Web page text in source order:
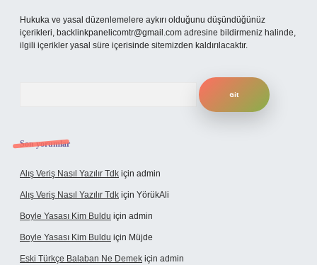
Hukuka ve yasal düzenlemelere aykırı olduğunu düşündüğünüz
içerikleri, backlinkpanelicomtr@gmail.com adresine bildirmeniz halinde,
ilgili içerikler yasal süre içerisinde sitemizden kaldırılacaktır.
Son yorumlar
Alış Veriş Nasıl Yazılır Tdk için admin
Alış Veriş Nasıl Yazılır Tdk için YörükAli
Boyle Yasası Kim Buldu için admin
Boyle Yasası Kim Buldu için Müjde
Eski Türkçe Balaban Ne Demek için admin